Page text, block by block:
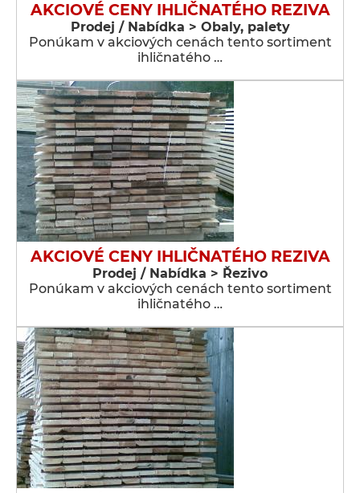
AKCIOVÉ CENY IHLIČNATÉHO REZIVA
Prodej / Nabídka > Obaly, palety
Ponúkam v akciových cenách tento sortiment
ihličnatého …
AKCIOVÉ CENY IHLIČNATÉHO REZIVA
Prodej / Nabídka > Řezivo
Ponúkam v akciových cenách tento sortiment
ihličnatého …